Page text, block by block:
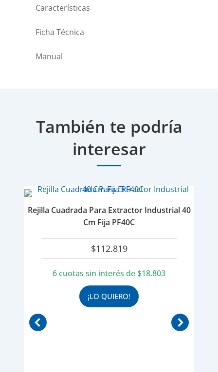
Características
Ficha Técnica
Manual
También te podría
interesar
Rejilla Cuadrada Para Extractor Industrial 40
Cm Fija PF40C
$112.819
6 cuotas sin interés de $18.803
¡LO QUIERO!